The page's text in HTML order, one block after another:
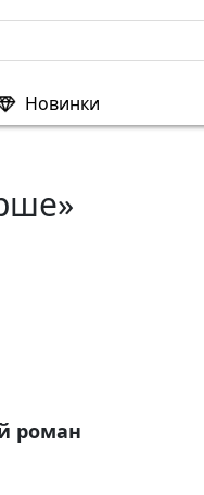
Новинки
роман